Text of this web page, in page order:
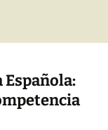
Española: